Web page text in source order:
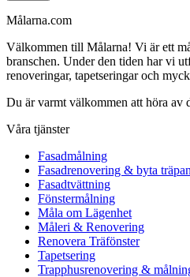
Målarna.com
Välkommen till Målarna! Vi är ett
branschen. Under den tiden har vi
renoveringar, tapetseringar och
Du är varmt välkommen att höra av
Våra tjänster
Fasadmålning
Fasadrenovering & byta
Fasadtvättning
Fönstermålning
Måla om Lägenhet
Måleri & Renovering
Renovera Träfönster
Tapetsering
Trapphusrenovering &